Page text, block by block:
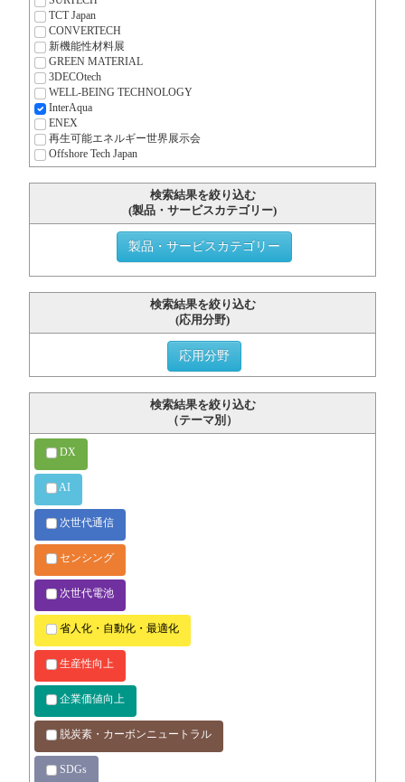
TCT Japan
CONVERTECH
新機能性材料展
GREEN MATERIAL
3DECOtech
WELL-BEING TECHNOLOGY
InterAqua
ENEX
再生可能エネルギー世界展示会
Offshore Tech Japan
検索結果を絞り込む
(製品・サービスカテゴリー)
製品・サービスカテゴリー
検索結果を絞り込む
(応用分野)
応用分野
検索結果を絞り込む
（テーマ別）
DX
AI
次世代通信
センシング
次世代電池
省人化・自動化・最適化
生産性向上
企業価値向上
脱炭素・カーボンニュートラル
SDGs